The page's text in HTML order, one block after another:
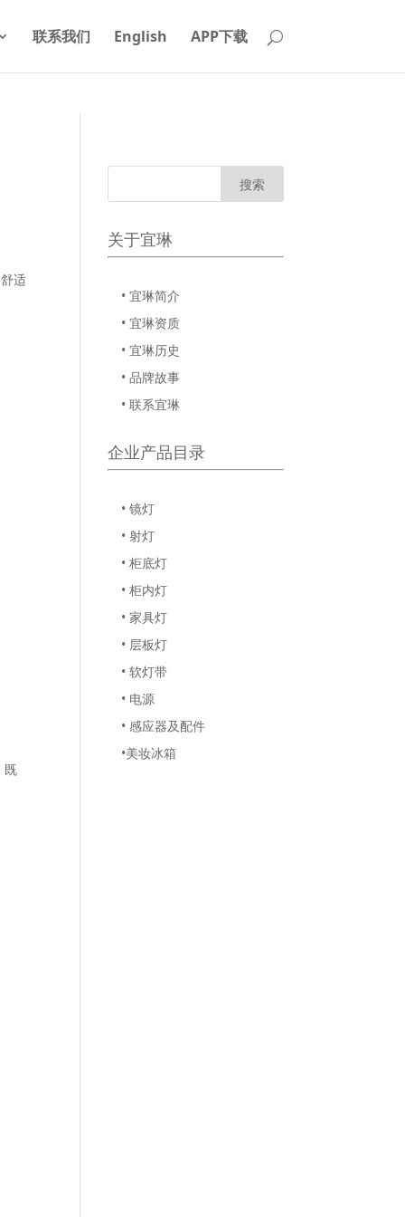
联系我们 English APP下载
适
既
关于宜琳
• 宜琳简介
• 宜琳资质
• 宜琳历史
• 品牌故事
• 联系宜琳
企业产品目录
• 镜灯
• 射灯
• 柜底灯
• 柜内灯
• 家具灯
• 层板灯
• 软灯带
• 电源
• 感应器及配件
•美妆冰箱